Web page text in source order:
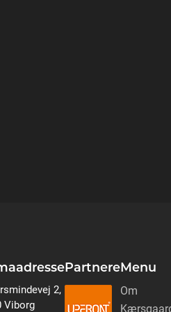
2,
Viborg
PartnereMenu
Om